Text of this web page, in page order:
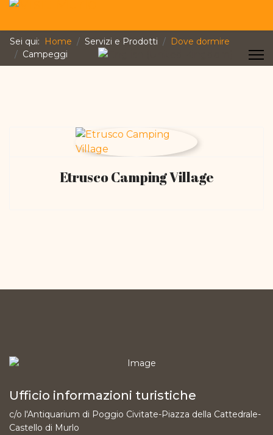
Seleziona la tua lingua
Sei qui: Home Servizi e Prodotti
Dove dormire
Campeggi
Etrusco Camping Village
Ufficio informazioni turistiche
c/o l'Antiquarium di Poggio Civitate-Piazza della Cattedrale-
Castello di Murlo